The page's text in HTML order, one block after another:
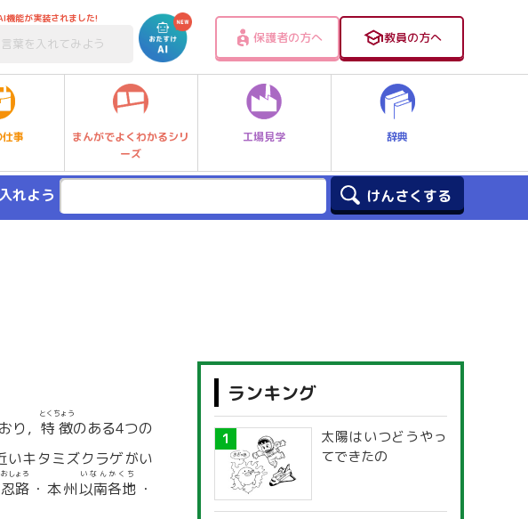
機能が実装されました!
保護者の方へ 教員の方へ
事
まんがでよくわかるシリ
ーズ
工場見学 辞典
れよう
り， 特徴
とくちょう
のある4つの
いキタミズクラゲがい
路
しょろ
・本州以南各地
いなんかくち
・
ランキング
太陽はいつどうやっ
てできたの